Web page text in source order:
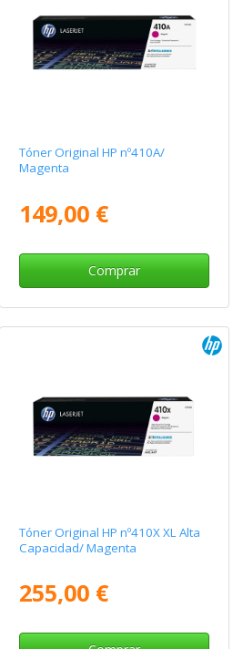
Tóner Original HP nº410A/
Magenta
149,00 €
Comprar
Tóner Original HP nº410X XL Alta
Capacidad/ Magenta
255,00 €